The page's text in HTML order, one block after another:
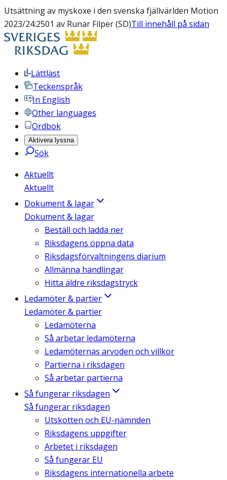
Utsättning av myskoxe i den svenska fjällvärlden Motion
2023/24:2501 av Runar Filper (SD)Till innehåll på sidan
Lättläst
Teckenspråk
In English
Other languages
Ordbok
Aktivera lyssna
Sök
Aktuellt
Aktuellt
Dokument & lagar
Dokument & lagar
Beställ och ladda ner
Riksdagens öppna data
Riksdagsförvaltningens diarium
Allmänna handlingar
Hitta äldre riksdagstryck
Ledamöter & partier
Ledamöter & partier
Ledamöterna
Så arbetar ledamöterna
Ledamöternas arvoden och villkor
Partierna i riksdagen
Så arbetar partierna
Så fungerar riksdagen
Så fungerar riksdagen
Utskotten och EU-nämnden
Riksdagens uppgifter
Arbetet i riksdagen
Så fungerar EU
Riksdagens internationella arbete